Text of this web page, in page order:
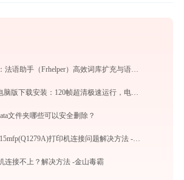
法语学习神器：法语助手（Frhelper）高效词库扩充与语法攻克秘籍：frhelper.ijinshan.com 安全绿色指南
MuMu模拟器电脑版下载安装：120帧超清极速运行，电脑玩手游的装机必备神器
文件夹哪些可以安全删除？
惠普designjet 815mfp(Q1279A)打印机连接问题解决方法 -金山毒霸
连接不上？解决方法 -金山毒霸